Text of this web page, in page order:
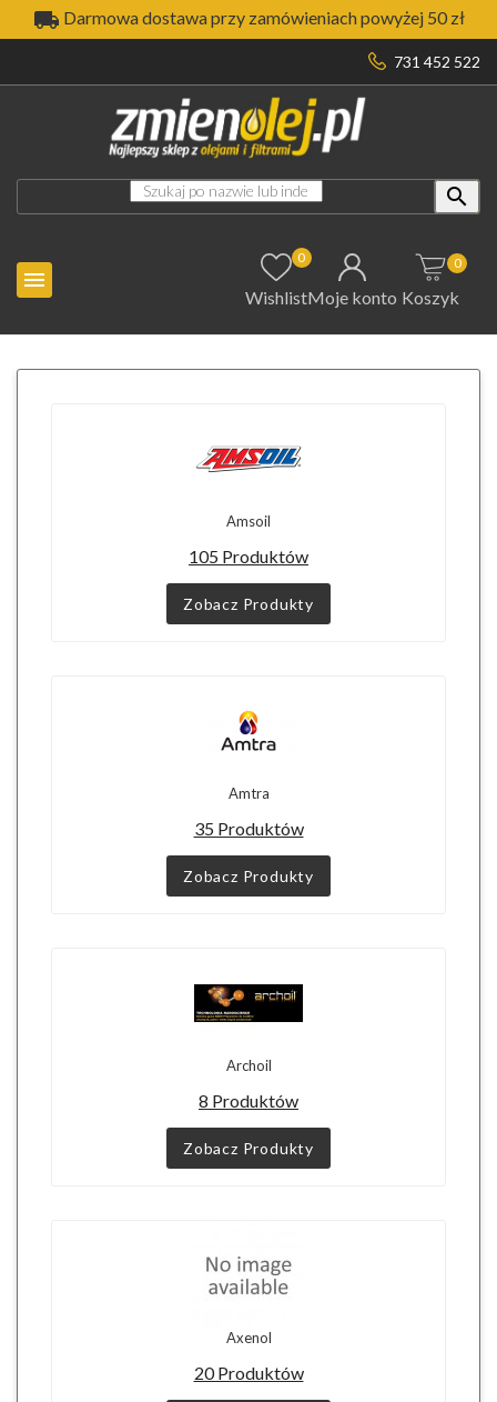
 Darmowa dostawa przy zamówieniach powyżej 50 zł
731 452 522


0
WishlistMoje konto Koszyk
0
Amsoil
105 Produktów
Zobacz Produkty
Amtra
35 Produktów
Zobacz Produkty
Archoil
8 Produktów
Zobacz Produkty
Axenol
20 Produktów